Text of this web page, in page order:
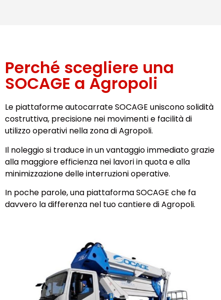
Perché scegliere una
SOCAGE a Agropoli
Le piattaforme autocarrate SOCAGE uniscono solidità
costruttiva, precisione nei movimenti e facilità di
utilizzo operativi nella zona di Agropoli.
Il noleggio si traduce in un vantaggio immediato grazie
alla maggiore efficienza nei lavori in quota e alla
minimizzazione delle interruzioni operative.
In poche parole, una piattaforma SOCAGE che fa
davvero la differenza nel tuo cantiere di Agropoli.